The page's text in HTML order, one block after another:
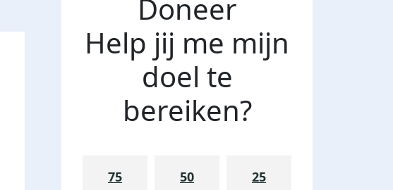
Doneer
Help jij me mijn
doel te
bereiken?
75 50 25